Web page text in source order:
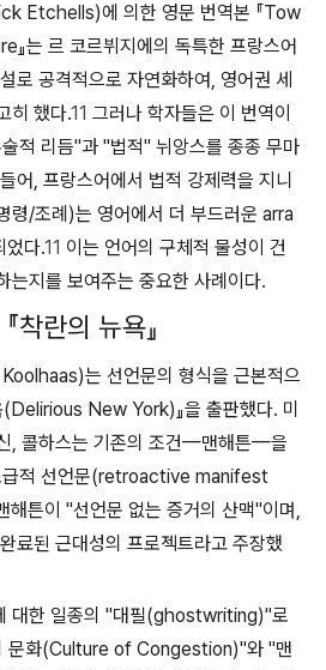
Etchells)에 의한 영문 번역본 『Tow
는 르 코르뷔지에의 독특한 프랑스어
로 공격적으로 자연화하여, 영어권 세
히 했다.11 그러나 학자들은 이 번역이
적 리듬"과 "법적" 뉘앙스를 종종 무마
어, 프랑스어에서 법적 강제력을 지니
령/조례)는 영어에서 더 부드러운 arra
었다.11 이는 언어의 구체적 물성이 건
는지를 보여주는 중요한 사례이다.
착란의 뉴욕』
는 선언문의 형식을 근본적으
(Delirious New York)』을 출판했다. 미
, 콜하스는 기존의 조건—맨해튼—을
급적 선언문(retroactive manifest
해튼이 "선언문 없는 증거의 산맥"이며,
료된 근대성의 프로젝트라고 주장했
대한 일종의 "대필(ghostwriting)"로
문화(Culture of Congestion)"와 "맨